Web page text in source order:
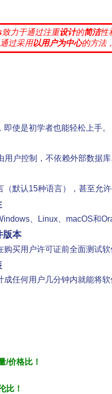
致力于通过注重设计的简洁性
通过采用以用户为中心的方法
使是初学者也能轻松上手。
用户控制，不依赖外部数据
（默认15种语言），甚至允
、Linux、macOS和
版本
购买用户许可证前全面测试
成任何用户几分钟内就能将
/价格比！
比！